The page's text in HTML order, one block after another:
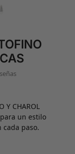
Y CHAROL
un estilo
paso.